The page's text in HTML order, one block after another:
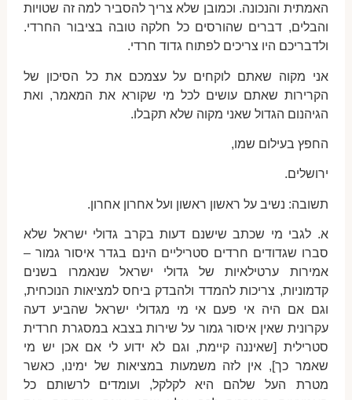
האמתית והנכונה. וכמובן שלא צריך להסביר למה זה שטויות
והבלים, דברים שהורסים כל חלקה טובה בציבור החרדי.
ולדבריכם היו צריכים לפתוח גדוד חרדי.
אני מקוה שאתם לוקחים על עצמכם את כל הסיכון של
הקרירות שאתם עושים לכל מי שקורא את המאמר, ואת
הגיהנום הגדול שאני מקוה שלא תקבלו.
החפץ בעילום שמו,
ירושלים.
תשובה: נשיב על ראשון ראשון ועל אחרון אחרון.
א. לגבי מי שכתב שישנם דעות בקרב גדולי ישראל שלא
סברו שגדודים חרדים סטריליים הינם בגדר איסור גמור –
אמירות ערטילאיות של גדולי ישראל שנאמרו בשנים
קדמוניות, צריכות להמדד ולהבדק ביחס למציאות הנוכחית,
וגם אם היה אי פעם אי מי מגדולי ישראל שהביע דעה
עקרונית שאין איסור גמור על שירות בצבא במסגרת חרדית
סטרילית [שאיננה קיימת, וגם לא ידוע לי אם אכן יש מי
שאמר כך], אין לזה משמעות במציאות של ימינו, כאשר
מטרת העל שלהם היא לקלקל, ועומדים לרשותם כל